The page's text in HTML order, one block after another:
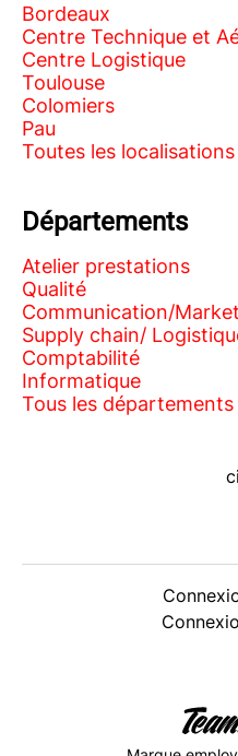
Bordeaux
Centre Technique et
Centre Logistique
Toulouse
Colomiers
Pau
Toutes les localisations
Départements
Atelier prestations
Qualité
Communication/
Supply chain/
Comptabilité
Informatique
Tous les départements